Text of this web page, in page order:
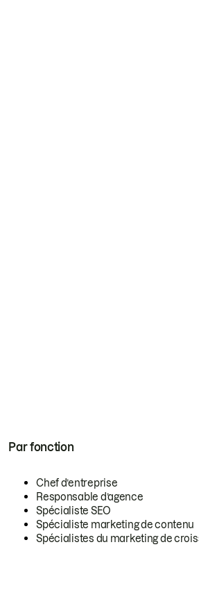
Par fonction
Chef d’entreprise
Responsable d’agence
Spécialiste SEO
Spécialiste marketing de contenu
Spécialistes du marketing de